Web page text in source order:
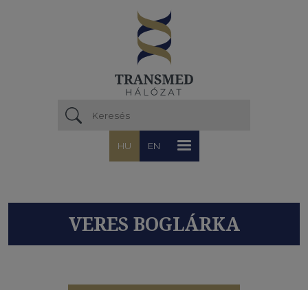
HU EN
VERES BOGLÁRKA